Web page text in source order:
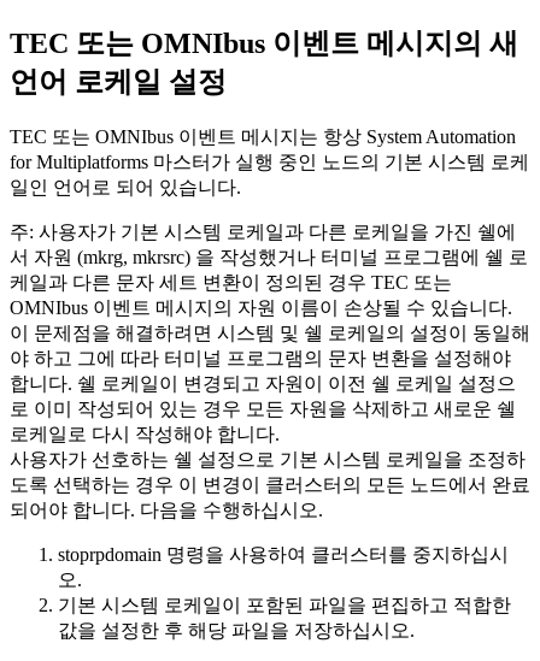
TEC 또는 OMNIbus 이벤트 메시지의 새
언어 로케일 설정
TEC 또는 OMNIbus 이벤트 메시지는 항상 System Automation
for Multiplatforms 마스터가 실행 중인 노드의 기본 시스템 로케
일인 언어로 되어 있습니다.
주: 사용자가 기본 시스템 로케일과 다른 로케일을 가진 쉘에
서 자원 (mkrg, mkrsrc) 을 작성했거나 터미널 프로그램에 쉘 로
케일과 다른 문자 세트 변환이 정의된 경우 TEC 또는
OMNIbus 이벤트 메시지의 자원 이름이 손상될 수 있습니다.
이 문제점을 해결하려면 시스템 및 쉘 로케일의 설정이 동일해
야 하고 그에 따라 터미널 프로그램의 문자 변환을 설정해야
합니다. 쉘 로케일이 변경되고 자원이 이전 쉘 로케일 설정으
로 이미 작성되어 있는 경우 모든 자원을 삭제하고 새로운 쉘
로케일로 다시 작성해야 합니다.
사용자가 선호하는 쉘 설정으로 기본 시스템 로케일을 조정하
도록 선택하는 경우 이 변경이 클러스터의 모든 노드에서 완료
되어야 합니다. 다음을 수행하십시오.
stoprpdomain 명령을 사용하여 클러스터를 중지하십시
오.
기본 시스템 로케일이 포함된 파일을 편집하고 적합한
값을 설정한 후 해당 파일을 저장하십시오.